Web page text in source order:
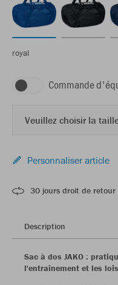
royal
Commande
Veuillez choisir la
Personnaliser article
30 jours droit de retour
Description
Sac à dos JAKO :
l'entraînement et les